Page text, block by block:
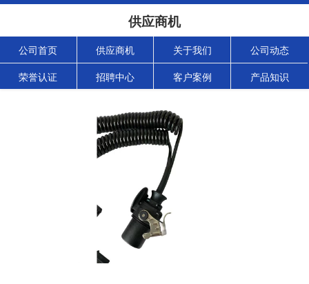
供应商机
公司首页 供应商机 关于我们 公司动态
荣誉认证 招聘中心 客户案例 产品知识